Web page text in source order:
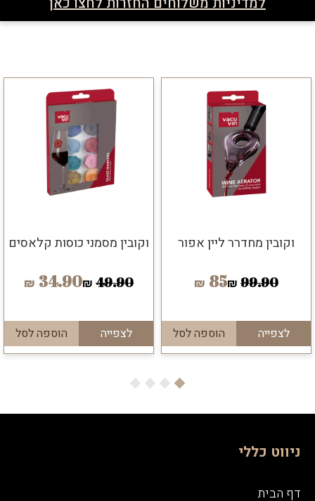
וקובין מחדרר ליין אפור
99.90
₪
85
₪
לצפייה הוספה לסל
וקובין מסמני כוסות קלאסים
49.90
₪
34.90
₪
לצפייה הוספה לסל
ניווט כללי
דף הבית